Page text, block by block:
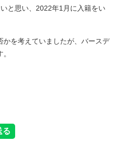
と思い、2022年1月に入籍をい
かを考えていましたが、バースデ